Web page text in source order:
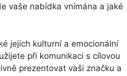
vaše nabídka vnímána a jaké
jejich kulturní a emocionální
při komunikaci s cílovou
prezentovat vaši značku a